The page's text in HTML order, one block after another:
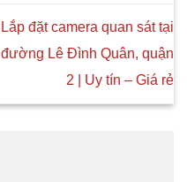
Lắp đặt camera quan sát tại
đường Lê Đình Quân, quận
2 | Uy tín – Giá rẻ